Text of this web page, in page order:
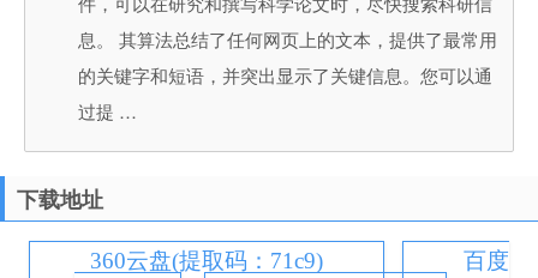
息。 其算法总结了任何网页上的文本，提供了最常用
的关键字和短语，并突出显示了关键信息。您可以通
过提 …
下载地址
360云盘(提取码：71c9)
百度